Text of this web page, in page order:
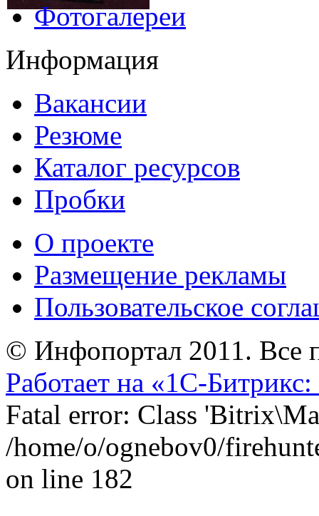
Фотогалереи
Информация
Вакансии
Резюме
Каталог ресурсов
Пробки
О проекте
Размещение рекламы
Пользовательское
© Инфопортал 2011. Все
Работает на «1С-
Fatal error: Class
/home/o/ognebov0/
on line 182